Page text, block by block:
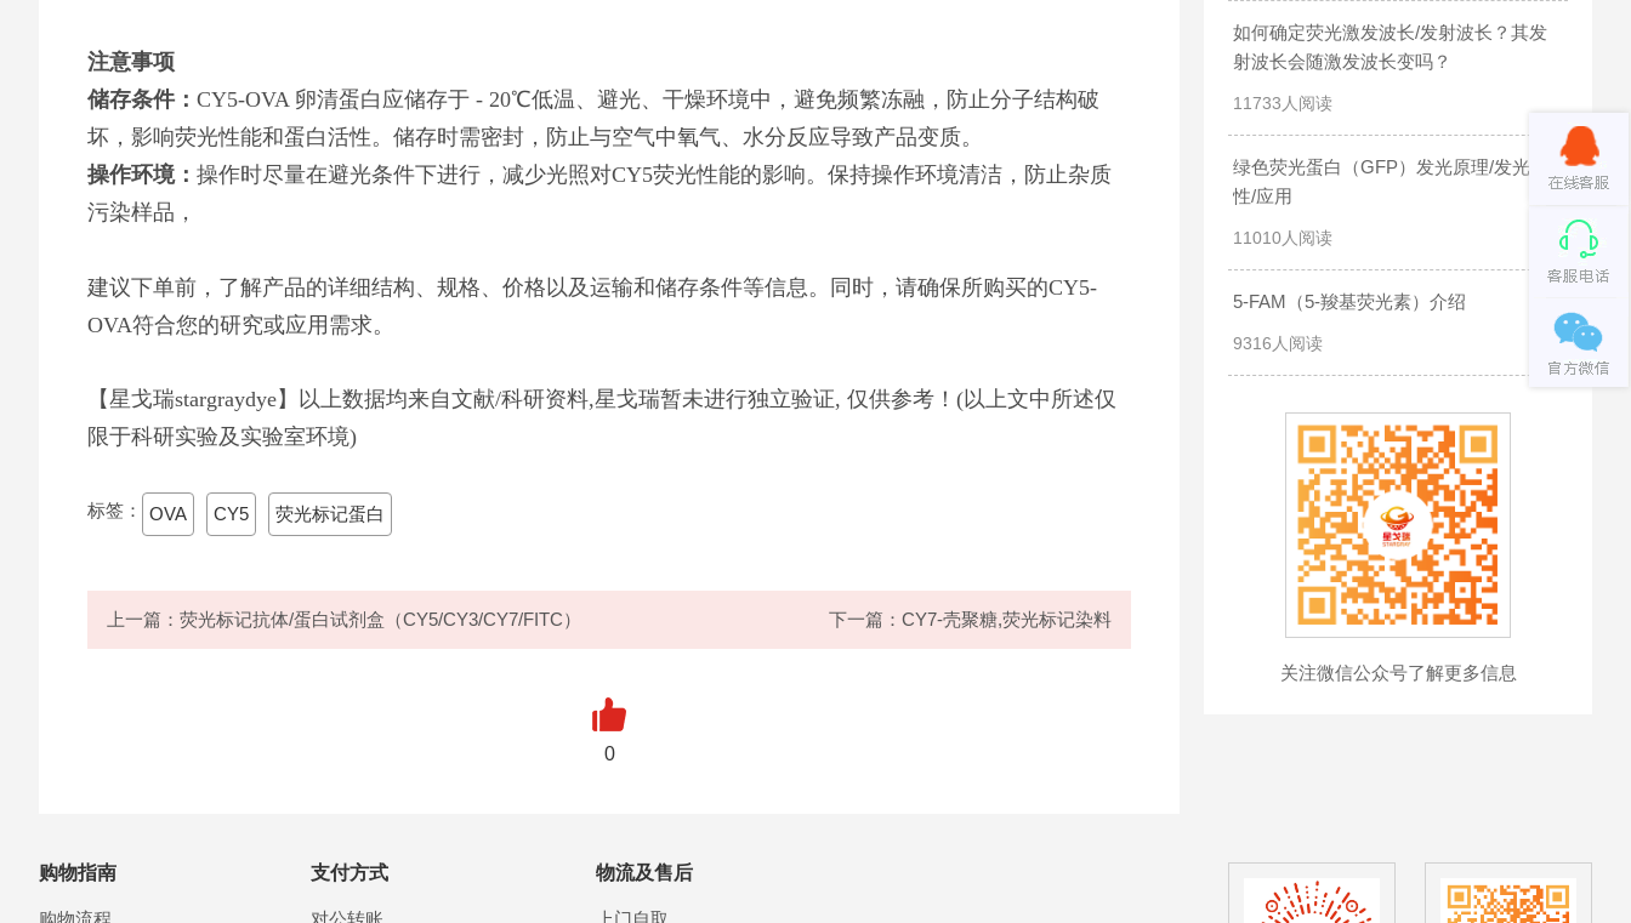
注意事项
储存条件： CY5-OVA 卵清蛋白应储存于 - 20℃低温、避光、干燥环境中，避免频繁冻融，防止分子结构破
坏，影响荧光性能和蛋白活性。储存时需密封，防止与空气中氧气、水分反应导致产品变质。
操作环境： 操作时尽量在避光条件下进行，减少光照对CY5荧光性能的影响。保持操作环境清洁，防止杂质
污染样品，
建议下单前，了解产品的详细结构、规格、价格以及运输和储存条件等信息。同时，请确保所购买的CY5-
OVA符合您的研究或应用需求。
【星戈瑞stargraydye】以上数据均来自文献/科研资料,星戈瑞暂未进行独立验证, 仅供参考！(以上文中所述仅
限于科研实验及实验室环境)
标签： OVA CY5 荧光标记蛋白
上一篇：荧光标记抗体/蛋白试剂盒（CY5/CY3/CY7/FITC） 下一篇：CY7-壳聚糖,荧光标记染料
0
如何确定荧光激发波长/发射波长？其发
射波长会随激发波长变吗？
11733人阅读
绿色荧光蛋白（GFP）发光原理/发光特
性/应用
11010人阅读
5-FAM（5-羧基荧光素）介绍
9316人阅读
关注微信公众号了解更多信息
购物指南
购物流程
支付方式
对公转账
物流及售后
上门自取